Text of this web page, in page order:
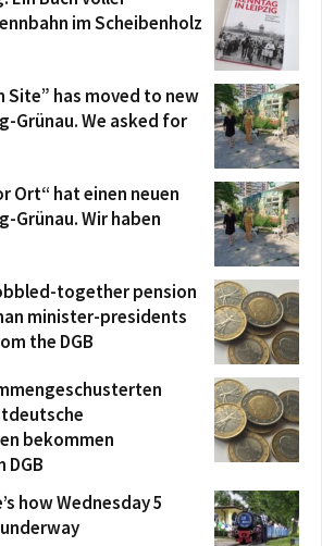
im Scheibenholz
Site” has moved to new
Grünau. We asked for
Ort“ hat einen neuen
Grünau. Wir haben
together pension
minister-presidents
the DGB
bekommen
DGB
how Wednesday 5